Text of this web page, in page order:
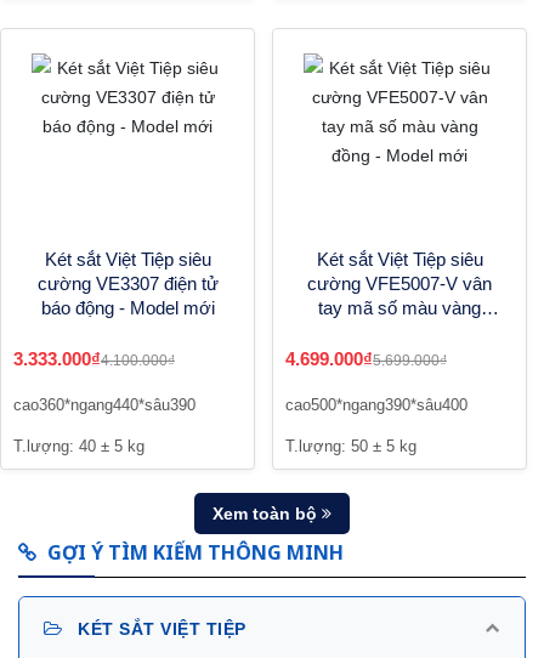
Két sắt Việt Tiệp siêu
cường VE3307 điện tử
báo động - Model mới
3.333.000₫4.100.000₫
cao360*ngang440*sâu390
T.lượng: 40 ± 5 kg
Két sắt Việt Tiệp siêu
cường VFE5007-V vân
tay mã số màu vàng
4.699.000₫5.699.000₫
cao500*ngang390*sâu400
T.lượng: 50 ± 5 kg
Xem toàn bộ
GỢI Ý TÌM KIẾM THÔNG MINH
KÉT SẮT VIỆT TIỆP